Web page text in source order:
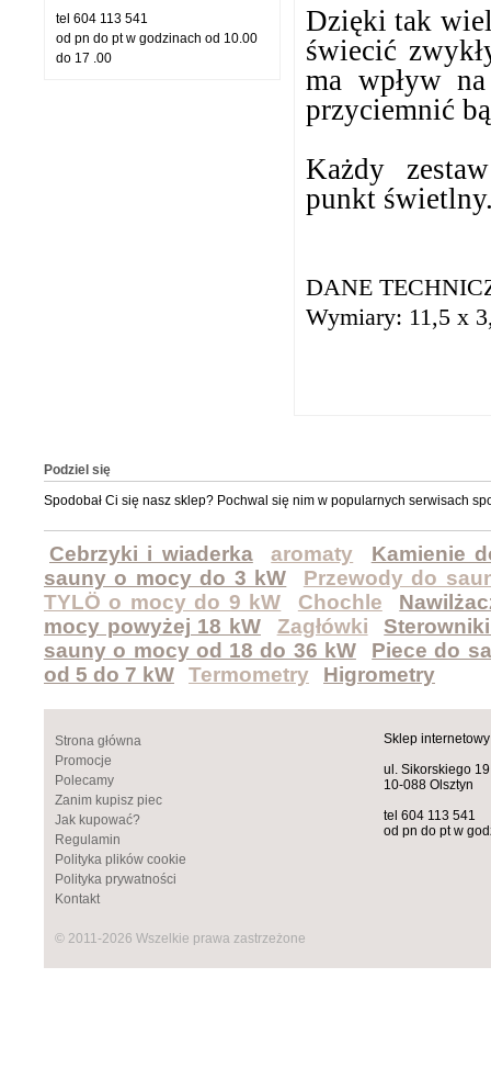
tel 604 113 541
od pn do pt w godzinach od 10.00
do 17 .00
Dzięki tak
świecić
ma wpływ
przyciemnić
Każdy
punkt
DANE
Wymiary: 11,5 x
Podziel się
Spodobał Ci się nasz sklep? Pochwal się nim w popularnych serwisach
Cebrzyki i wiaderka aromaty
Kamienie
sauny o mocy do 3 kW
Przewody do
TYLÖ o mocy do 9 kW
Chochle
mocy powyżej 18 kW
Zagłówki
sauny o mocy od 18 do 36 kW
Piece do
od 5 do 7 kW
Termometry Higrometry
Strona główna
Promocje
Polecamy
Zanim kupisz piec
Jak kupować?
Regulamin
Polityka plików cookie
Polityka prywatności
Kontakt
Sklep
ul. Sikorskiego 19
10-088 Olsztyn
tel 604 113 541
od pn do pt w
© 2011-2026 Wszelkie prawa zastrzeżone